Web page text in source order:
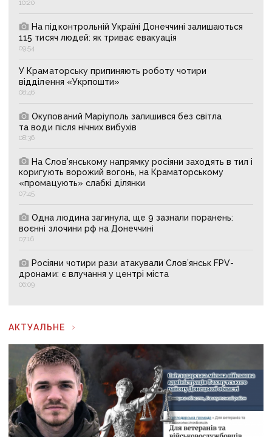
10:20
На підконтрольній Україні Донеччині залишаються
115 тисяч людей: як триває евакуація
09:54
У Краматорську припиняють роботу чотири
відділення «Укрпошти»
08:46
Окупований Маріуполь залишився без світла
та води після нічних вибухів
08:36
На Слов’янському напрямку росіяни заходять в тил і
коригують ворожий вогонь, на Краматорському
«промацують» слабкі ділянки
07:45
Одна людина загинула, ще 9 зазнали поранень:
воєнні злочини рф на Донеччині
07:16
Росіяни чотири рази атакували Слов’янськ FPV-
дронами: є влучання у центрі міста
06:09
АКТУАЛЬНЕ